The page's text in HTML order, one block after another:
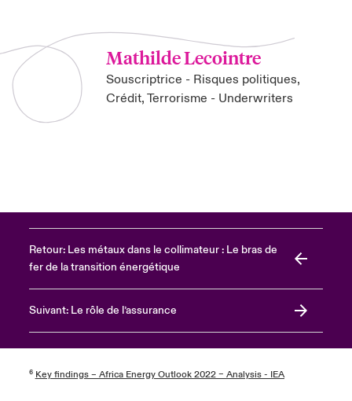
Mathilde Lecointre
Souscriptrice - Risques politiques,
Crédit, Terrorisme - Underwriters
Retour: Les métaux dans le collimateur : Le bras de
fer de la transition énergétique
Suivant: Le rôle de l’assurance
⁶ Key findings – Africa Energy Outlook 2022 – Analysis - IEA